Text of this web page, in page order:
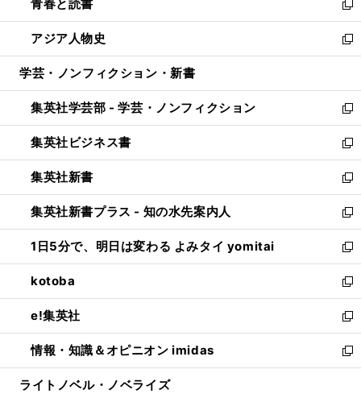
で
開
く
ド
ウ
で
開
ィ
ン
ド
ウ
開
く
い
ウ
ィ
ン
ウ
で
開
く
青春と読書
新
し
い
ウ
ン
ド
ウ
で
開
く
アジア人物史
新
し
ウ
ィ
ン
ド
ウ
で
開
く
学芸・ノンフィクション・新書
集英社学芸部 - 学芸・ノンフィクション
新
し
い
ウ
ィ
ン
ド
ウ
で
開
く
集英社ビジネス書
新
し
い
ウ
ィ
ン
ド
ウ
で
開
く
集英社新書
新
し
い
ウ
ィ
ン
ド
ウ
で
開
く
集英社新書プラス - 知の水先案内人
新
し
い
ウ
ィ
ン
ド
ウ
で
開
1日5分で、明日は変わる よみタイ yomitai
新
し
い
ウ
ィ
ン
ド
ウ
kotoba
新
し
い
ウ
ィ
ン
e!集英社
新
し
い
ウ
情報・知識＆オピニオン imidas
新
し
ライトノベル・ノベライズ